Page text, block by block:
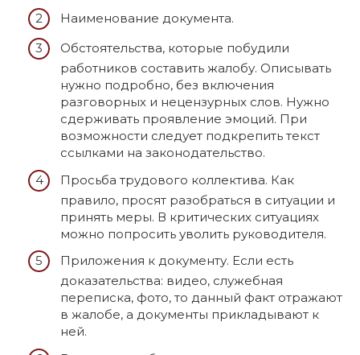
Наименование документа.
Обстоятельства, которые побудили
работников составить жалобу. Описывать
нужно подробно, без включения
разговорных и нецензурных слов. Нужно
сдерживать проявление эмоций. При
возможности следует подкрепить текст
ссылками на законодательство.
Просьба трудового коллектива. Как
правило, просят разобраться в ситуации и
принять меры. В критических ситуациях
можно попросить уволить руководителя.
Приложения к документу. Если есть
доказательства: видео, служебная
переписка, фото, то данный факт отражают
в жалобе, а документы прикладывают к
ней.